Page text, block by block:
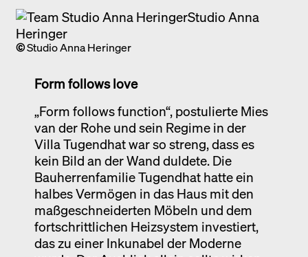
©Studio Anna Heringer
Form follows love
„Form follows function“, postulierte Mies
van der Rohe und sein Regime in der
Villa Tugendhat war so streng, dass es
kein Bild an der Wand duldete. Die
Bauherrenfamilie Tugendhat hatte ein
halbes Vermögen in das Haus mit den
maßgeschneiderten Möbeln und dem
fortschrittlichen Heizsystem investiert,
das zu einer Inkunabel der Moderne